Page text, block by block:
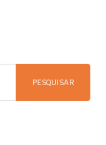
PESQUISAR